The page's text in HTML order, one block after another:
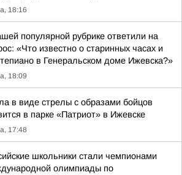
18:16
популярной рубрике ответили на
«Что известно о старинных часах и
в Генеральском доме Ижевска?»
18:09
в виде стрелы с образами бойцов
в парке «Патриот» в Ижевске
17:48
школьники стали чемпионами
олимпиады по